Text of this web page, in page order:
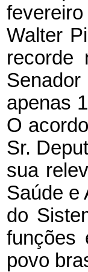
Walter
recorde
apenas
O
Sr.
sua
Saúde e
do
funções
povo